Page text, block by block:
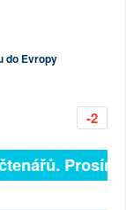
do Evropy
-2
Prosíme,